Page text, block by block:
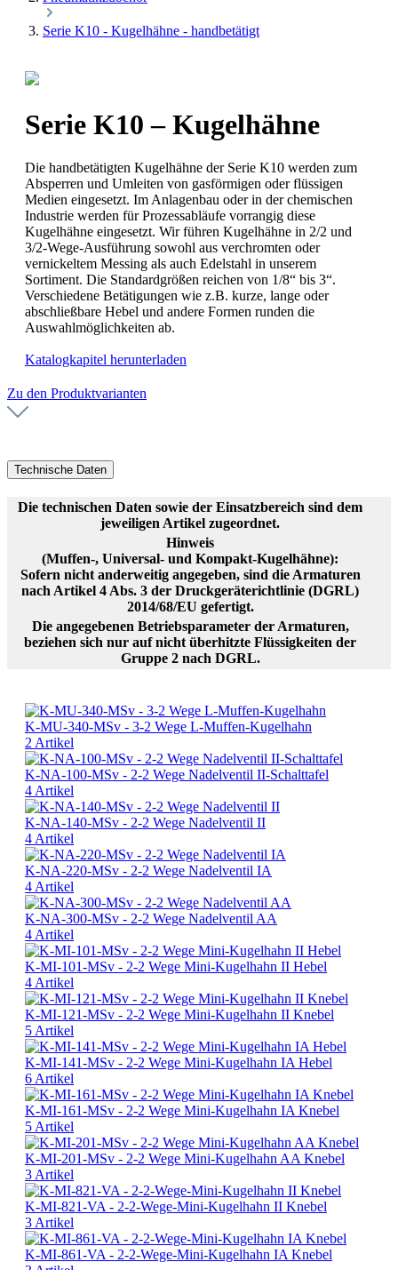
Serie K10 - Kugelhähne - handbetätigt
Serie K10 – Kugelhähne
Die handbetätigten Kugelhähne der Serie K10 werden zum
Absperren und Umleiten von gasförmigen oder flüssigen
Medien eingesetzt. Im Anlagenbau oder in der chemischen
Industrie werden für Prozessabläufe vorrangig diese
Kugelhähne eingesetzt. Wir führen Kugelhähne in 2/2 und
3/2-Wege-Ausführung sowohl aus verchromten oder
vernickeltem Messing als auch Edelstahl in unserem
Sortiment. Die Standardgrößen reichen von 1/8“ bis 3“.
Verschiedene Betätigungen wie z.B. kurze, lange oder
abschließbare Hebel und andere Formen runden die
Auswahlmöglichkeiten ab.
Katalogkapitel herunterladen
Zu den Produktvarianten
Technische Daten
Die technischen Daten sowie der Einsatzbereich sind dem
jeweiligen Artikel zugeordnet.
Hinweis
(Muffen-, Universal- und Kompakt-Kugelhähne):
Sofern nicht anderweitig angegeben, sind die Armaturen
nach Artikel 4 Abs. 3 der Druckgeräterichtlinie (DGRL)
2014/68/EU gefertigt.
Die angegebenen Betriebsparameter der Armaturen,
beziehen sich nur auf nicht überhitzte Flüssigkeiten der
Gruppe 2 nach DGRL.
K-MU-340-MSv - 3-2 Wege L-Muffen-Kugelhahn
2 Artikel
K-NA-100-MSv - 2-2 Wege Nadelventil II-Schalttafel
4 Artikel
K-NA-140-MSv - 2-2 Wege Nadelventil II
4 Artikel
K-NA-220-MSv - 2-2 Wege Nadelventil IA
4 Artikel
K-NA-300-MSv - 2-2 Wege Nadelventil AA
4 Artikel
K-MI-101-MSv - 2-2 Wege Mini-Kugelhahn II Hebel
4 Artikel
K-MI-121-MSv - 2-2 Wege Mini-Kugelhahn II Knebel
5 Artikel
K-MI-141-MSv - 2-2 Wege Mini-Kugelhahn IA Hebel
6 Artikel
K-MI-161-MSv - 2-2 Wege Mini-Kugelhahn IA Knebel
5 Artikel
K-MI-201-MSv - 2-2 Wege Mini-Kugelhahn AA Knebel
3 Artikel
K-MI-821-VA - 2-2-Wege-Mini-Kugelhahn II Knebel
3 Artikel
K-MI-861-VA - 2-2-Wege-Mini-Kugelhahn IA Knebel